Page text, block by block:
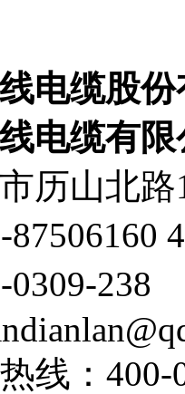
电缆股
电缆有限
历山北路
238
线：400-